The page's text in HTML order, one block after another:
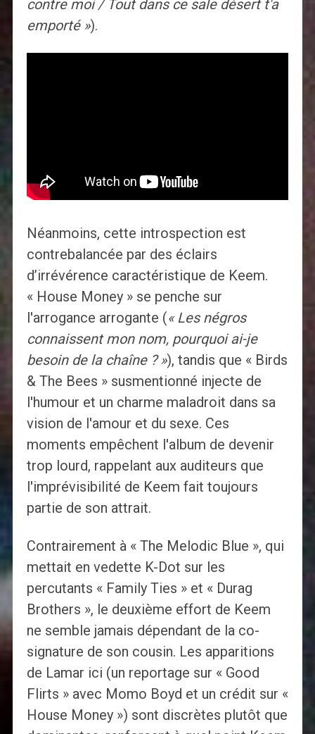
contre moi / Tout dans ce sale désert t'a
emporté »).
Néanmoins, cette introspection est
contrebalancée par des éclairs
d’irrévérence caractéristique de Keem.
« House Money » se penche sur
l'arrogance arrogante (« Les négros
connaissent mon nom, pourquoi ai-je
besoin de la chaîne ? »), tandis que « Birds
& The Bees » susmentionné injecte de
l'humour et un charme maladroit dans sa
vision de l'amour et du sexe. Ces
moments empêchent l'album de devenir
trop lourd, rappelant aux auditeurs que
l'imprévisibilité de Keem fait toujours
partie de son attrait.
Contrairement à « The Melodic Blue », qui
mettait en vedette K-Dot sur les
percutants « Family Ties » et « Durag
Brothers », le deuxième effort de Keem
ne semble jamais dépendant de la co-
signature de son cousin. Les apparitions
de Lamar ici (un reportage sur « Good
Flirts » avec Momo Boyd et un crédit sur «
House Money ») sont discrètes plutôt que